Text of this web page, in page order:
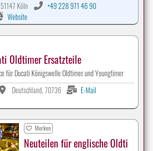
Köln
+49 228 971 46 90
Website
Oldtimer Ersatzteile
für Ducati Königswelle Oldtimer und Youngtimer
Deutschland, 70736
E-Mail
Merken
Neuteilen für englische Oldti